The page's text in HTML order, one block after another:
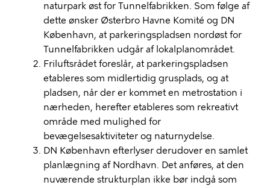
naturpark øst for Tunnelfabrikken. Som følge af
dette ønsker Østerbro Havne Komité og DN
København, at parkeringspladsen nordøst for
Tunnelfabrikken udgår af lokalplanområdet.
Friluftsrådet foreslår, at parkeringspladsen
etableres som midlertidig grusplads, og at
pladsen, når der er kommet en metrostation i
nærheden, herefter etableres som rekreativt
område med mulighed for
bevægelsesaktiviteter og naturnydelse.
DN København efterlyser derudover en samlet
planlægning af Nordhavn. Det anføres, at den
nuværende strukturplan ikke bør indgå som